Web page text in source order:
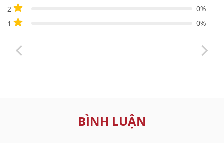
2
0%
1
0%
BÌNH LUẬN